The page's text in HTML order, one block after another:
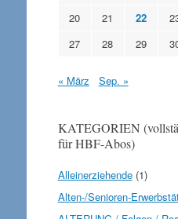
20
21 22
27
28 29
« März Sep. »
KATEGORIEN
für HBF-Abos)
Alleinerziehende(1)
Alten-/Senioren-